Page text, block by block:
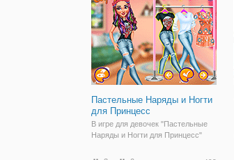
Пастельные Наряды и Ногти
для Принцесс
В игре для девочек "Пастельные
Наряды и Ногти для Принцесс"
обновить имидж. И вы им в этом